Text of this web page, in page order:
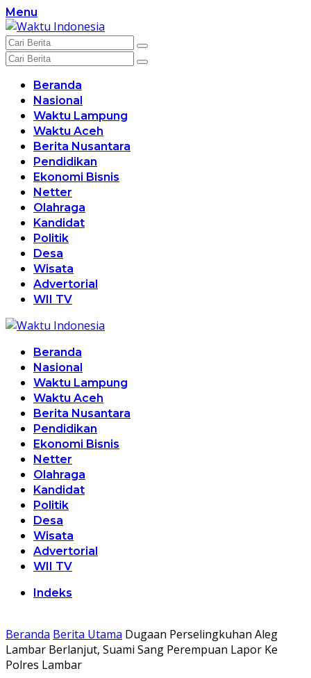
Langsung
ke
konten
Menu
Beranda
Nasional
Waktu Lampung
Waktu Aceh
Berita Nusantara
Pendidikan
Ekonomi Bisnis
Netter
Olahraga
Kandidat
Politik
Desa
Wisata
Advertorial
WII TV
Beranda
Nasional
Waktu Lampung
Waktu Aceh
Berita Nusantara
Pendidikan
Ekonomi Bisnis
Netter
Olahraga
Kandidat
Politik
Desa
Wisata
Advertorial
WII TV
Indeks
Beranda Berita Utama Dugaan Perselingkuhan Aleg
Lambar Berlanjut, Suami Sang Perempuan Lapor Ke
Polres Lambar